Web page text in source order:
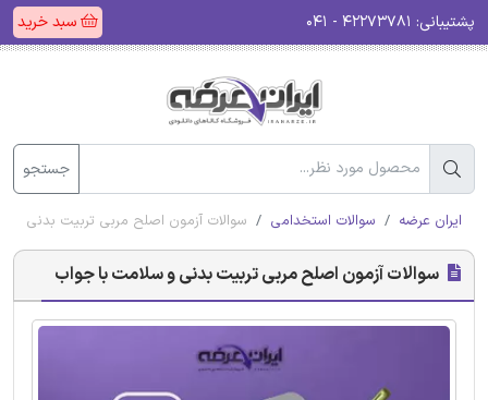
پشتیبانی: سبد خرید
جستجو
ایران عرضه سوالات استخدامی سوالات آزمون اصلح مربی تربیت بدنی و
سوالات آزمون اصلح مربی تربیت بدنی و سلامت با جواب